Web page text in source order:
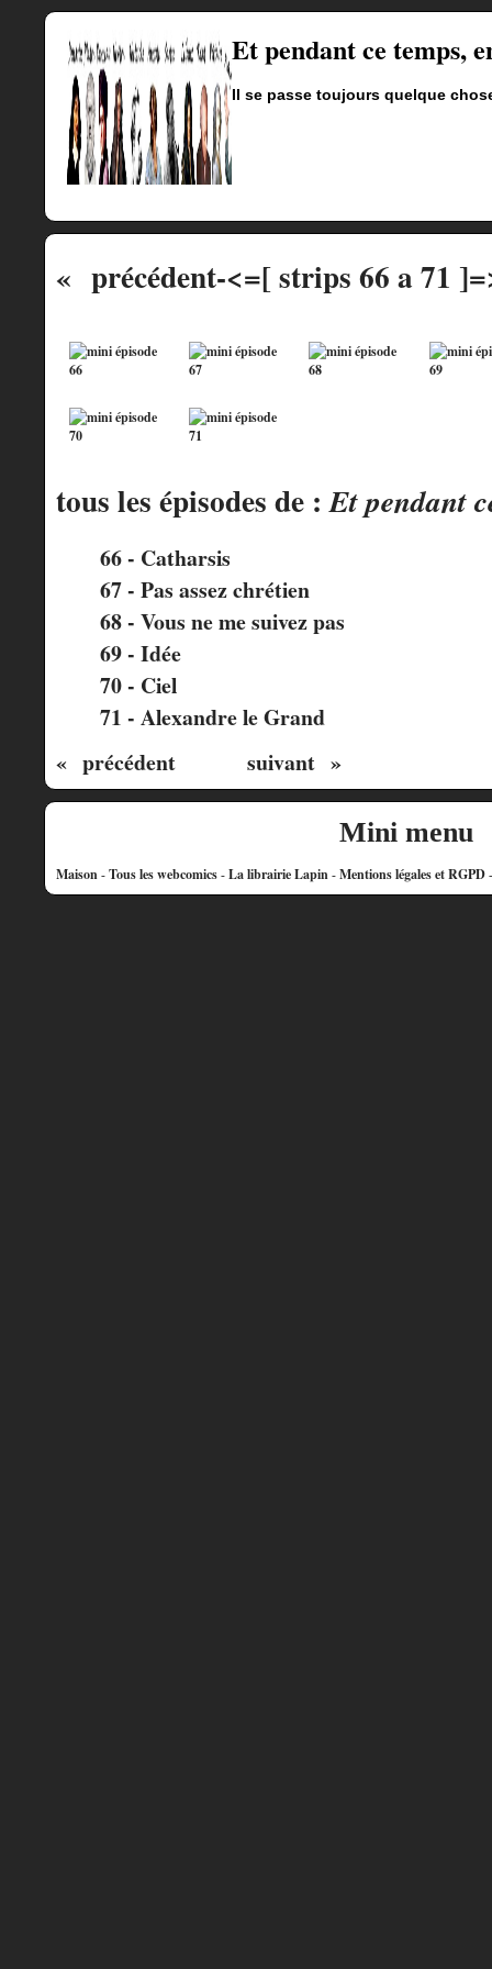
Et pendant ce temps,
Il se passe toujours quelque
« précédent-<=[ strips 66 a 71
tous les épisodes de :Et pendant
66 - Catharsis
67 - Pas assez chrétien
68 - Vous ne me suivez pas
69 - Idée
70 - Ciel
71 - Alexandre le Grand
« précédent
suivant »
Mini menu
Maison-Tous les webcomics-La librairie Lapin-Mentions légales et RGPD